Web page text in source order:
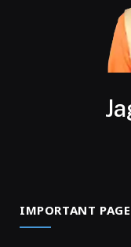
IMPORTANT PAGE